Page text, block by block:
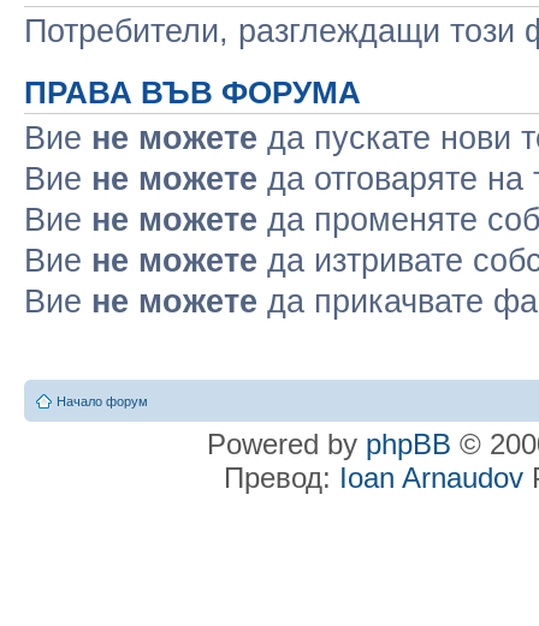
Потребители, разглеждащи този
ПРАВА ВЪВ ФОРУМА
Вие не можете да пускате нови
Вие не можете да отговаряте на
Вие не можете да променяте
Вие не можете да изтривате
Вие не можете да прикачвате
Начало форум
Powered by phpBB ©
Превод: Ioan Arnaudov